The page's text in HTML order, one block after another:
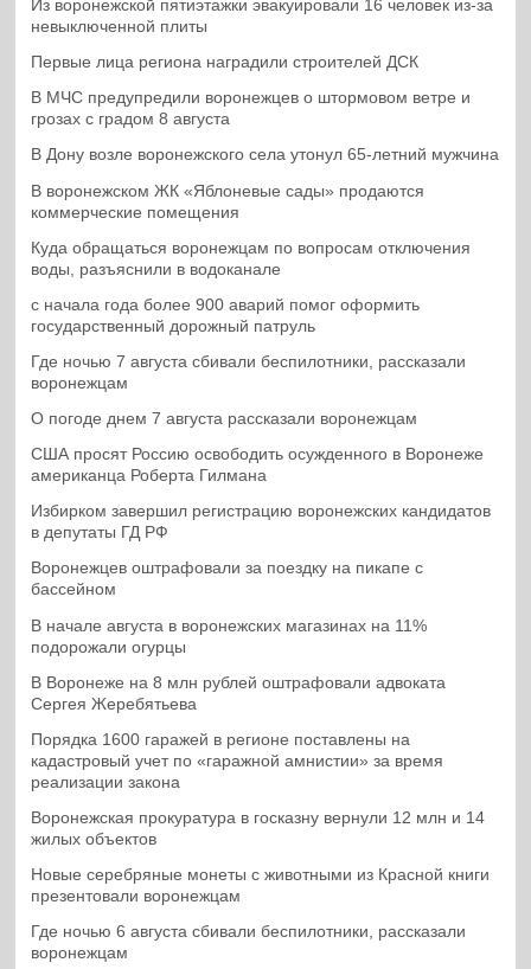
Из воронежской пятиэтажки эвакуировали 16 человек из-за
невыключенной плиты
Первые лица региона наградили строителей ДСК
В МЧС предупредили воронежцев о штормовом ветре и
грозах с градом 8 августа
В Дону возле воронежского села утонул 65-летний мужчина
В воронежском ЖК «Яблоневые сады» продаются
коммерческие помещения
Куда обращаться воронежцам по вопросам отключения
воды, разъяснили в водоканале
с начала года более 900 аварий помог оформить
государственный дорожный патруль
Где ночью 7 августа сбивали беспилотники, рассказали
воронежцам
О погоде днем 7 августа рассказали воронежцам
США просят Россию освободить осужденного в Воронеже
американца Роберта Гилмана
Избирком завершил регистрацию воронежских кандидатов
в депутаты ГД РФ
Воронежцев оштрафовали за поездку на пикапе с
бассейном
В начале августа в воронежских магазинах на 11%
подорожали огурцы
В Воронеже на 8 млн рублей оштрафовали адвоката
Сергея Жеребятьева
Порядка 1600 гаражей в регионе поставлены на
кадастровый учет по «гаражной амнистии» за время
реализации закона
Воронежская прокуратура в госказну вернули 12 млн и 14
жилых объектов
Новые серебряные монеты с животными из Красной книги
презентовали воронежцам
Где ночью 6 августа сбивали беспилотники, рассказали
воронежцам